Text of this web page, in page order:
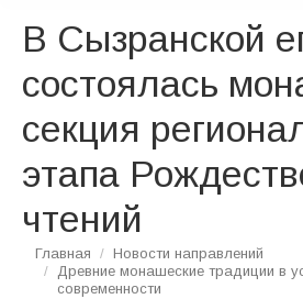
В Сызранской
состоялась
секция
этапа
чтений
Вы здесь:
Главная
Новости направлений
Древние монашеские традиции в
современности